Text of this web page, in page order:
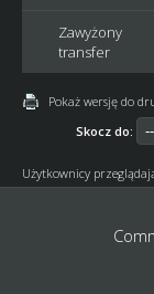
Zawyżony
transfer
Pokaż wersję do
Skocz do:
Użytkownicy